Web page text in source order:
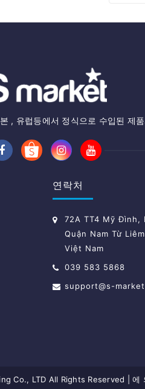
, 유럽등에서 정식으로 수입된 제
연락처
72A TT4 Mỹ Đình,
Quận Nam Từ
Việt Nam
039 583 5868
support@s-
Co., LTD All Rights Reserved 에